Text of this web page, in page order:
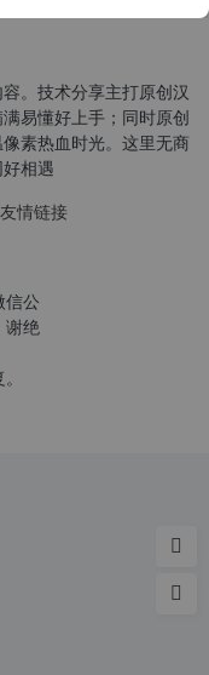
。技术分享主打原创汉
易懂好上手；同时原创
素热血时光。这里无商
相遇
友情链接
信公
谢绝